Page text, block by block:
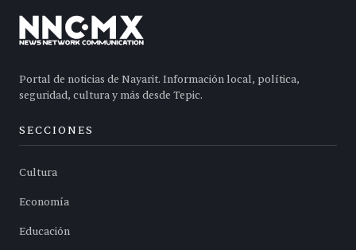
Portal de noticias de Nayarit. Información local, política,
seguridad, cultura y más desde Tepic.
SECCIONES
Cultura
Economía
Educación